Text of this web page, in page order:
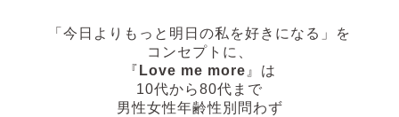
「今日よりもっと明日の私を好きになる」
を
コンセプトに、
『 Love me more 』は
10代から80代まで
男性女性年齢性別問わず